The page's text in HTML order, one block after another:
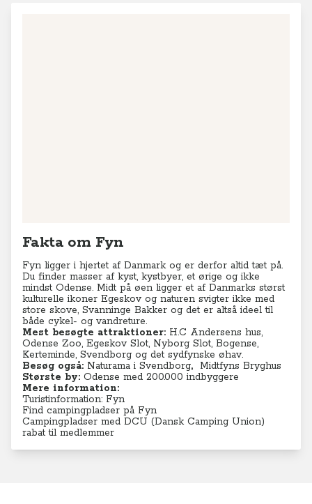
Fakta om Fyn
Fyn ligger i hjertet af Danmark og er derfor altid tæt på.
Du finder masser af kyst, kystbyer, et ørige og ikke
mindst Odense. Midt på øen ligger et af Danmarks størst
kulturelle ikoner Egeskov og naturen svigter ikke med
store skove, Svanninge Bakker og det er altså ideel til
både cykel- og vandreture.
Mest besøgte attraktioner: H.C Andersens hus,
Odense Zoo, Egeskov Slot, Nyborg Slot, Bogense,
Kerteminde, Svendborg og det sydfynske øhav.
Besøg også: Naturama i Svendborg,
Midtfyns Bryghus
Største by: Odense med 200.000 indbyggere
Mere information:
Turistinformation: Fyn
Find campingpladser på Fyn
Campingpladser med DCU (Dansk Camping Union)
rabat til medlemmer